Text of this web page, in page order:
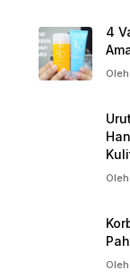
4
Oleh
Oleh
Oleh